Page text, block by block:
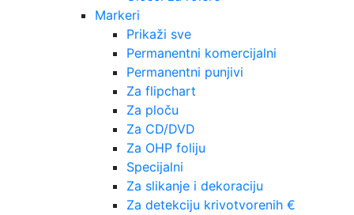
Markeri
Prikaži sve
Permanentni komercijalni
Permanentni punjivi
Za flipchart
Za ploču
Za CD/DVD
Za OHP foliju
Specijalni
Za slikanje i dekoraciju
Za detekciju krivotvorenih €